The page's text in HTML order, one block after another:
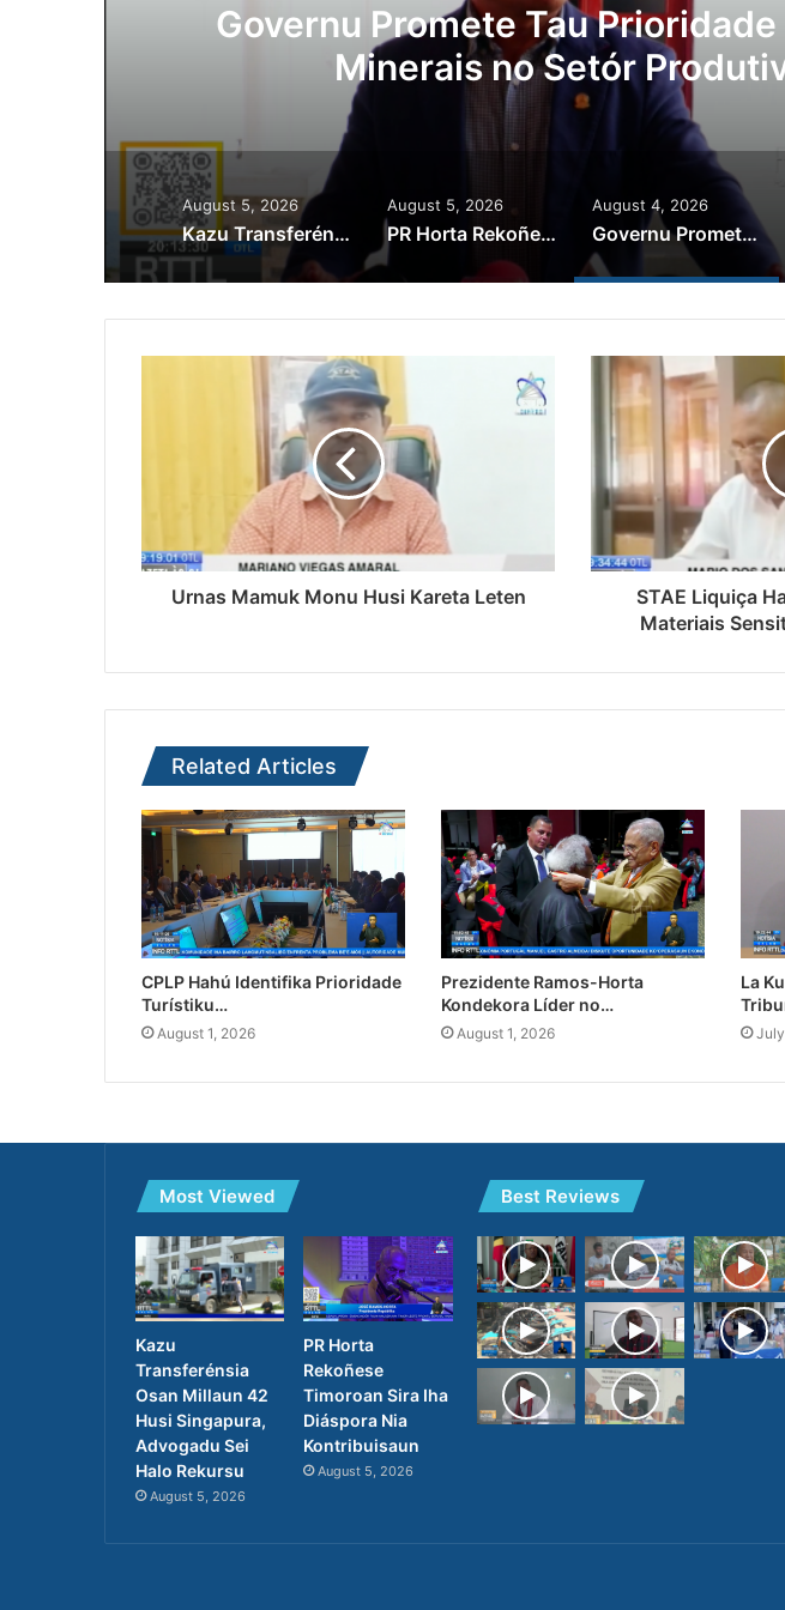
Governu Promete Tau
Minerais no Setór
August 5, 2026
Kazu Transferénsia Osan Millaun 42 Husi Singapura, Advogadu Sei Halo Rekursu
August 5, 2026
PR Horta Rekoñese Timoroan Sira Iha Diáspora Nia Kontribuisaun
August 4, 2026
Governu Promete Tau Prioridade ba Setór Minerais no Setór Produtivu
Urnas Mamuk Monu Husi Kareta Leten
STAE Liquiça
Materiais
Related Articles
CPLP Hahú Identifika Prioridade
Turístiku…
August 1, 2026
Prezidente Ramos-Horta
Kondekora Líder no…
August 1, 2026
La
Most Viewed
Kazu
Transferénsia
Osan Millaun 42
Husi Singapura,
Advogadu Sei
Halo Rekursu
August 5, 2026
PR Horta
Rekoñese
Timoroan Sira Iha
Diáspora Nia
Kontribuisaun
August 5, 2026
Best Reviews